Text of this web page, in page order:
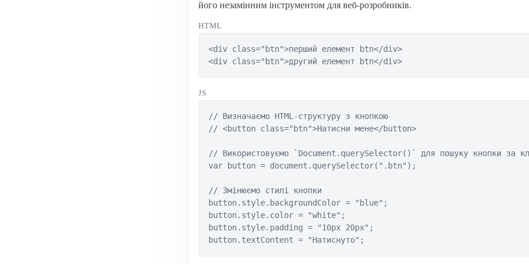
його незамінним інструментом для веб-розробників.
HTML
<div class="btn">перший елемент btn</div>
<div class="btn">другий елемент btn</div>
JS
// Визначаємо HTML-структуру з кнопкою
// <button class="btn">Натисни мене</button>
// Використовуємо `Document.querySelector()` для пошуку кнопки за
var button = document.querySelector(".btn");
// Змінюємо стилі кнопки
button.style.backgroundColor = "blue";
button.style.color = "white";
button.style.padding = "10px 20px";
button.textContent = "Натиснуто";